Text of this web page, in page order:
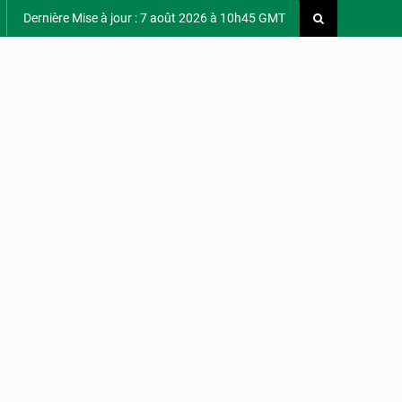
Dernière Mise à jour : 7 août 2026 à 10h45 GMT